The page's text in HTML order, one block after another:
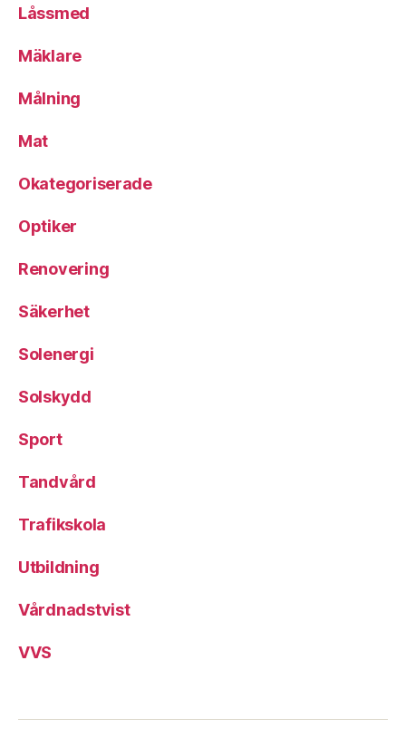
Låssmed
Mäklare
Målning
Mat
Okategoriserade
Optiker
Renovering
Säkerhet
Solenergi
Solskydd
Sport
Tandvård
Trafikskola
Utbildning
Vårdnadstvist
VVS